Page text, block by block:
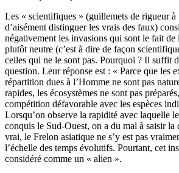
Les « scientifiques » (guillemets de rigueur à
d’aisément distinguer les vrais des faux)
négativement les invasions qui sont le fait de
plutôt neutre (c’est à dire de façon
celles qui ne le sont pas. Pourquoi ? Il suffit
question. Leur réponse est : « Parce que les
répartition dues à l’Homme ne sont pas
rapides, les écosystèmes ne sont pas
compétition défavorable avec les espèces
Lorsqu’on observe la rapidité avec laquelle
conquis le Sud-Ouest, on a du mal à saisir
vrai, le Frelon asiatique ne s’y est pas
l’échelle des temps évolutifs. Pourtant, cet
considéré comme un « alien ».